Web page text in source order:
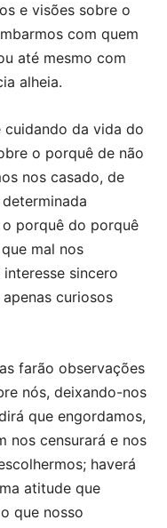
e visões sobre o
com quem
até mesmo com
alheia.
cuidando da vida do
o porquê de não
nos casado, de
porquê do porquê
mal nos
sincero
curiosos
farão observações
nós, deixando-nos
que engordamos,
nos censurará e nos
haverá
atitude que
que nosso